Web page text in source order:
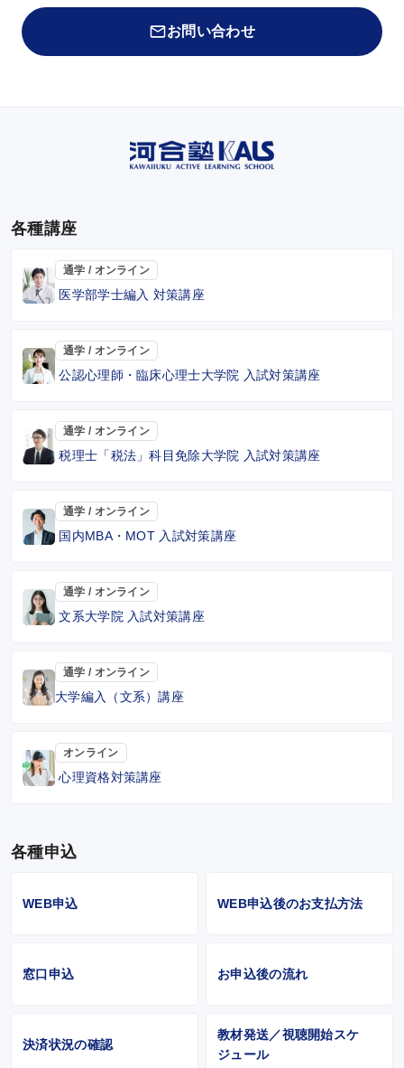
お問い合わせ
各種講座
通学 / オンライン
医学部学士編入 対策講座
通学 / オンライン
公認心理師・臨床心理士大学院 入試対策講座
通学 / オンライン
税理士「税法」科目免除大学院 入試対策講座
通学 / オンライン
国内MBA・MOT 入試対策講座
通学 / オンライン
文系大学院 入試対策講座
通学 / オンライン
大学編入（文系）講座
オンライン
心理資格対策講座
各種申込
WEB申込 WEB申込後のお支払方法
窓口申込 お申込後の流れ
決済状況の確認
教材発送／視聴開始スケ
ジュール